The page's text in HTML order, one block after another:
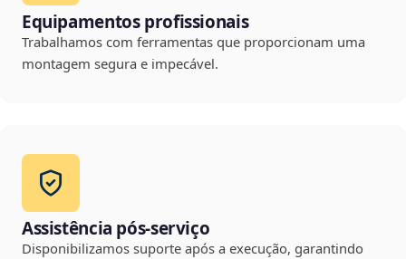
Equipamentos profissionais
Trabalhamos com ferramentas que proporcionam uma
montagem segura e impecável.
Assistência pós-serviço
Disponibilizamos suporte após a execução, garantindo